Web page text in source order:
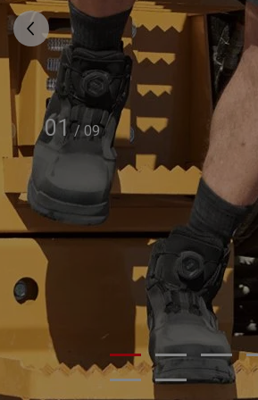
01 / 09